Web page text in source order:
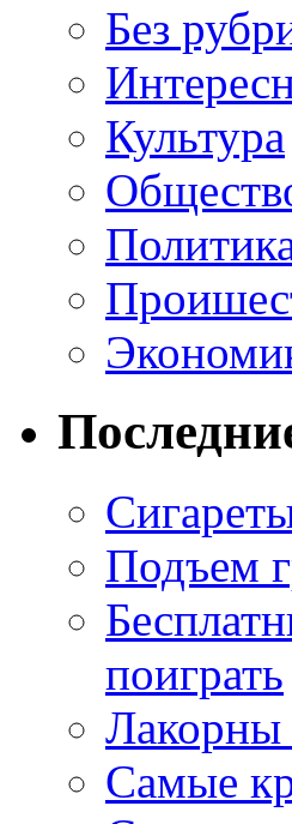
Без
Культура
Подъем
поиграть
Лакорны
Самые